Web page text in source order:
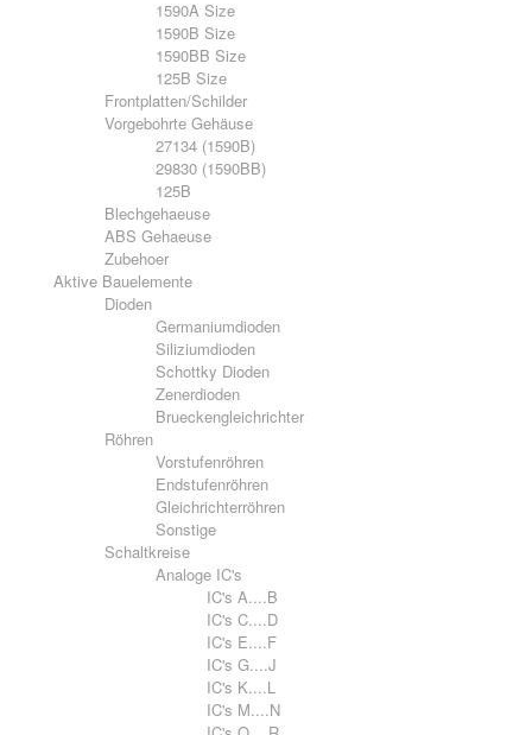
1590A Size
1590B Size
1590BB Size
125B Size
Frontplatten/Schilder
Vorgebohrte Gehäuse
27134 (1590B)
29830 (1590BB)
125B
Blechgehaeuse
ABS Gehaeuse
Zubehoer
Aktive Bauelemente
Dioden
Germaniumdioden
Siliziumdioden
Schottky Dioden
Zenerdioden
Brueckengleichrichter
Röhren
Vorstufenröhren
Endstufenröhren
Gleichrichterröhren
Sonstige
Schaltkreise
Analoge IC's
IC's A....B
IC's C....D
IC's E....F
IC's G....J
IC's K....L
IC's M....N